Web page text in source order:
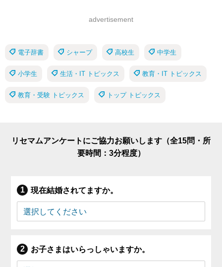
advertisement
電子辞書 シャープ 高校生 中学生
小学生 生活・IT トピックス 教育・IT トピックス
教育・受験 トピックス トップ トピックス
リセマムアンケートにご協力お願いします（全15問・所
要時間：3分程度）
現在結婚されてますか。
お子さまはいらっしゃいますか。